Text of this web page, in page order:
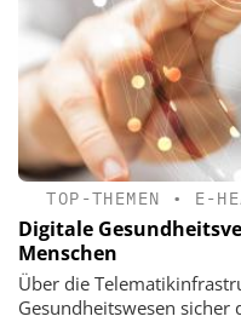
TOP-THEMEN • E-
Digitale
Menschen
Über die
Gesundheitswesen sicher